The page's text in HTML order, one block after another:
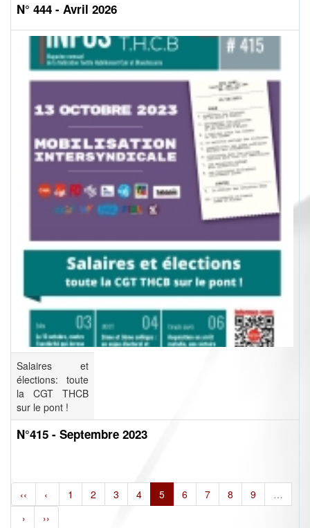
N° 444 - Avril 2026
Salaires et
élections: toute
la CGT THCB
sur le pont !
N°415 - Septembre 2023
‹‹ ‹ 1 2 3 4 5 6 7 8 9
…
›
››